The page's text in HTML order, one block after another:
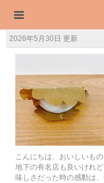
2026年5月30日 更新
こんにちは、おいしいも
地下の有名店も良いけれ
味しさだった時の感動は